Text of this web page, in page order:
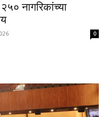
नागरिकांच्या
0